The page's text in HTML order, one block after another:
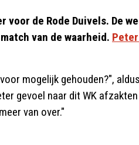
voor de Rode Duivels. De
van de waarheid.
mogelijk gehouden?",
gevoel naar dit WK
van over."